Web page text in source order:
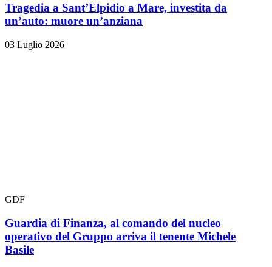
Tragedia a Sant’Elpidio a Mare, investita da
un’auto: muore un’anziana
03 Luglio 2026
GDF
Guardia di Finanza, al comando del nucleo
operativo del Gruppo arriva il tenente Michele
Basile